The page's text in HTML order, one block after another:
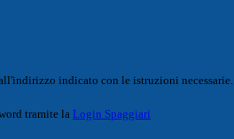
indicato con le istruzioni necessarie.
tramite la Login Spaggiari